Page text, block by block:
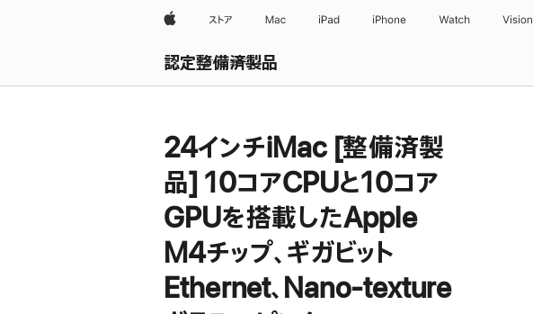
Appleストア Mac iPad iPhone Watch Vision
認定整備済製品
すべて表示
24インチiMac [整備済製
品] 10コアCPUと10コア
GPUを搭載したApple
M4チップ、ギガビット
Ethernet、Nano-texture